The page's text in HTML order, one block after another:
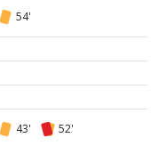
54'
43' 52'